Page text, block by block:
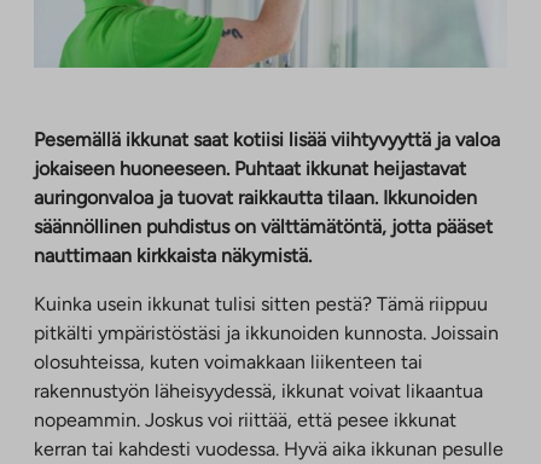
Pesemällä ikkunat saat kotiisi lisää viihtyvyyttä ja valoa
jokaiseen huoneeseen. Puhtaat ikkunat heijastavat
auringonvaloa ja tuovat raikkautta tilaan. Ikkunoiden
säännöllinen puhdistus on välttämätöntä, jotta pääset
nauttimaan kirkkaista näkymistä.
Kuinka usein ikkunat tulisi sitten pestä? Tämä riippuu
pitkälti ympäristöstäsi ja ikkunoiden kunnosta. Joissain
olosuhteissa, kuten voimakkaan liikenteen tai
rakennustyön läheisyydessä, ikkunat voivat likaantua
nopeammin. Joskus voi riittää, että pesee ikkunat
kerran tai kahdesti vuodessa. Hyvä aika ikkunan pesulle